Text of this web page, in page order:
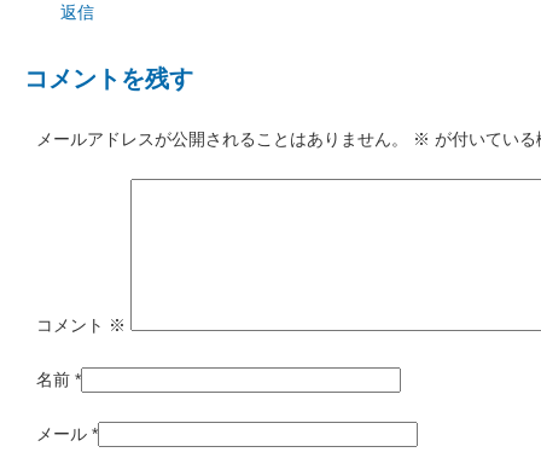
返信
コメントを残す
メールアドレスが公開されることはありません。 ※ が付いてい
コメント ※
名前 *
メール *